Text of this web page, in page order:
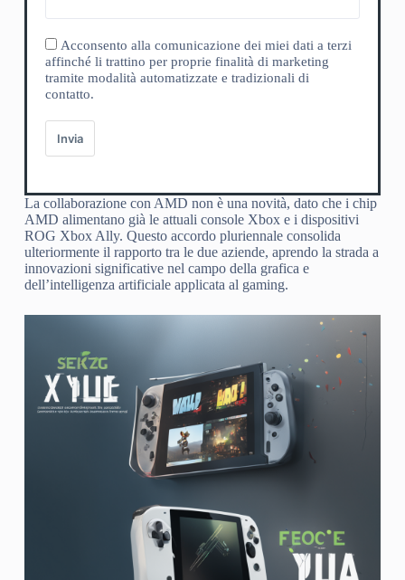
Acconsento alla comunicazione dei miei dati a terzi
affinché li trattino per proprie finalità di marketing
tramite modalità automatizzate e tradizionali di
contatto.
Invia
La collaborazione con AMD non è una novità, dato che i chip
AMD alimentano già le attuali console Xbox e i dispositivi
ROG Xbox Ally. Questo accordo pluriennale consolida
ulteriormente il rapporto tra le due aziende, aprendo la strada a
innovazioni significative nel campo della grafica e
dell’intelligenza artificiale applicata al gaming.